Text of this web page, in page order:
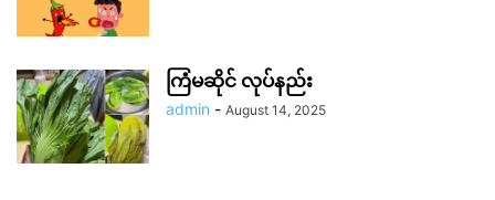
ကြံမဆိုင် လုပ်နည်း
admin - August 14, 2025